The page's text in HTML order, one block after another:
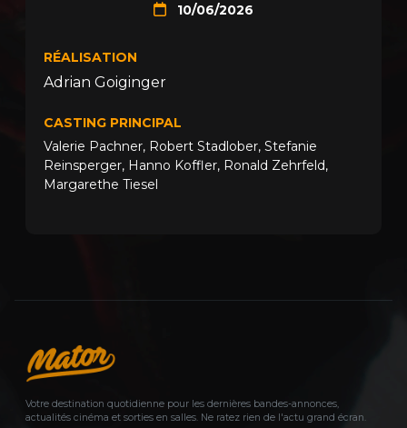
10/06/2026
RÉALISATION
Adrian Goiginger
CASTING PRINCIPAL
Valerie Pachner, Robert Stadlober, Stefanie
Reinsperger, Hanno Koffler, Ronald Zehrfeld,
Margarethe Tiesel
Votre destination quotidienne pour les dernières bandes-annonces,
actualités cinéma et sorties en salles. Ne ratez rien de l'actu grand écran.